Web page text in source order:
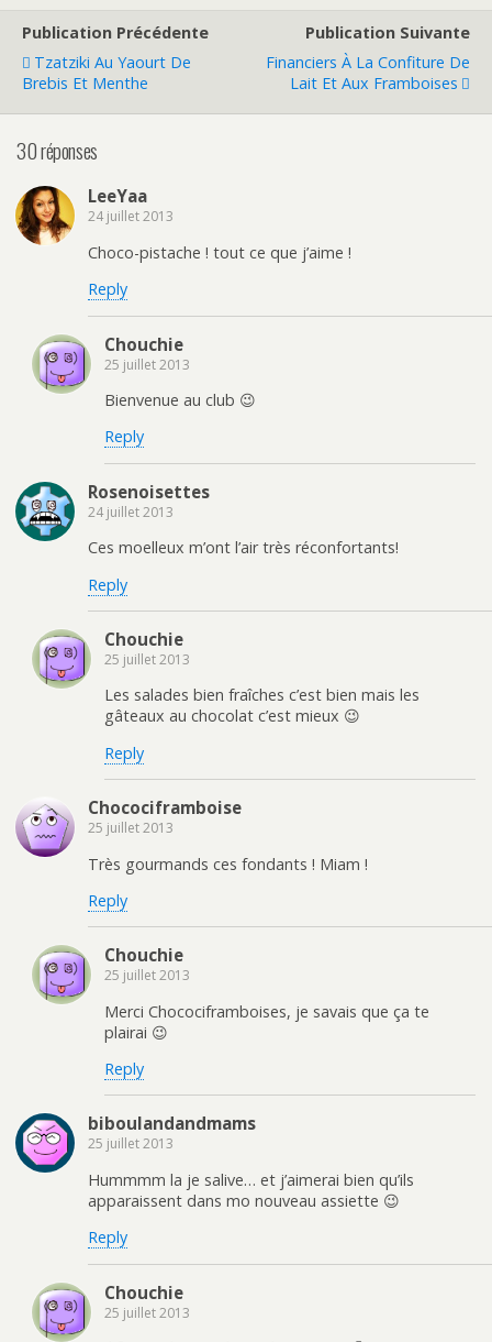
Publication Précédente
Tzatziki Au Yaourt De
Brebis Et Menthe
Publication Suivante
Financiers À La Confiture De
Lait Et Aux Framboises
30 réponses
LeeYaa
24 juillet 2013
Choco-pistache ! tout ce que j’aime !
Reply
Chouchie
25 juillet 2013
Bienvenue au club 😉
Reply
Rosenoisettes
24 juillet 2013
Ces moelleux m’ont l’air très réconfortants!
Reply
Chouchie
25 juillet 2013
Les salades bien fraîches c’est bien mais les
gâteaux au chocolat c’est mieux 😉
Reply
Chocociframboise
25 juillet 2013
Très gourmands ces fondants ! Miam !
Reply
Chouchie
25 juillet 2013
Merci Chocociframboises, je savais que ça te
plairai 😉
Reply
biboulandandmams
25 juillet 2013
Hummmm la je salive… et j’aimerai bien qu’ils
apparaissent dans mo nouveau assiette 😉
Reply
Chouchie
25 juillet 2013